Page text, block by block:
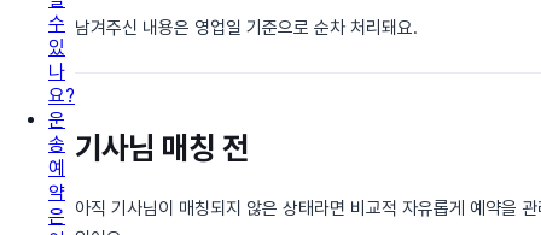
수
있
나
요?
운
송
예
약
은
남겨주신 내용은 영업일 기준으로 순차 처리돼요.
기사님 매칭 전
아직 기사님이 매칭되지 않은 상태라면 비교적 자유롭게 예약을